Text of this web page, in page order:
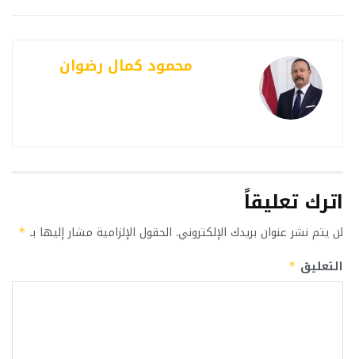
محمود كمال رضوان
اترك تعليقاً
لن يتم نشر عنوان بريدك الإلكتروني. الحقول الإلزامية مشار إليها بـ *
التعليق *